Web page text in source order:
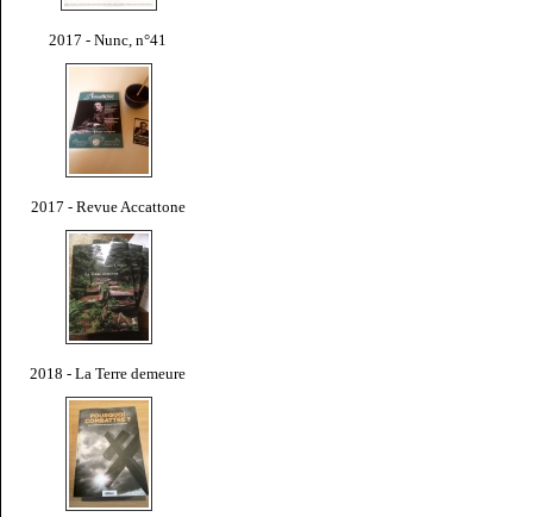
2017 - Nunc, n°41
2017 - Revue Accattone
2018 - La Terre demeure